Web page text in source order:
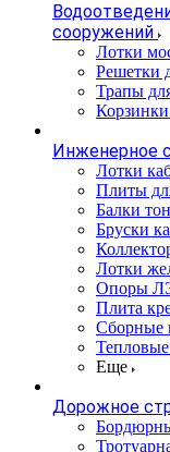
сооружений
Лотки
Решетки
Трапы
Инженерное
Лотки
Плиты
Балки
Бруски
Лотки
Опоры
Плита
Сборные
Тепловые
Еще
Дорожное